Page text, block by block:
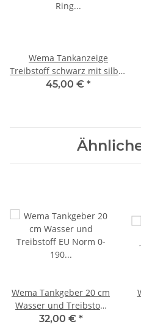
Wema Tankanzeige
Treibstoff schwarz mit silber
Ring 12V/24V, 0-190 Ohm
45,00 € *
Wema Tankgeber 20 cm
Wasser und Treibstoff
EU Norm 0-190 Ohm
32,00 € *